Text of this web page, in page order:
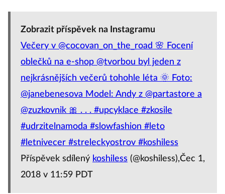
Zobrazit příspěvek na Instagramu
Večery v @cocovan_on_the_road 🌸 Focení
oblečků na e-shop @tvorbou byl jeden z
nejkrásnějších večerů tohohle léta 🌞 Foto:
@janebenesova Model: Andy z @partastore a
@zuzkovnik 🎀 . . . #upcyklace #zkosile
#udrzitelnamoda #slowfashion #leto
#letnivecer #streleckyostrov #koshiless
Příspěvek sdílený koshiless (@koshiless),Čec 1,
2018 v 11:59 PDT